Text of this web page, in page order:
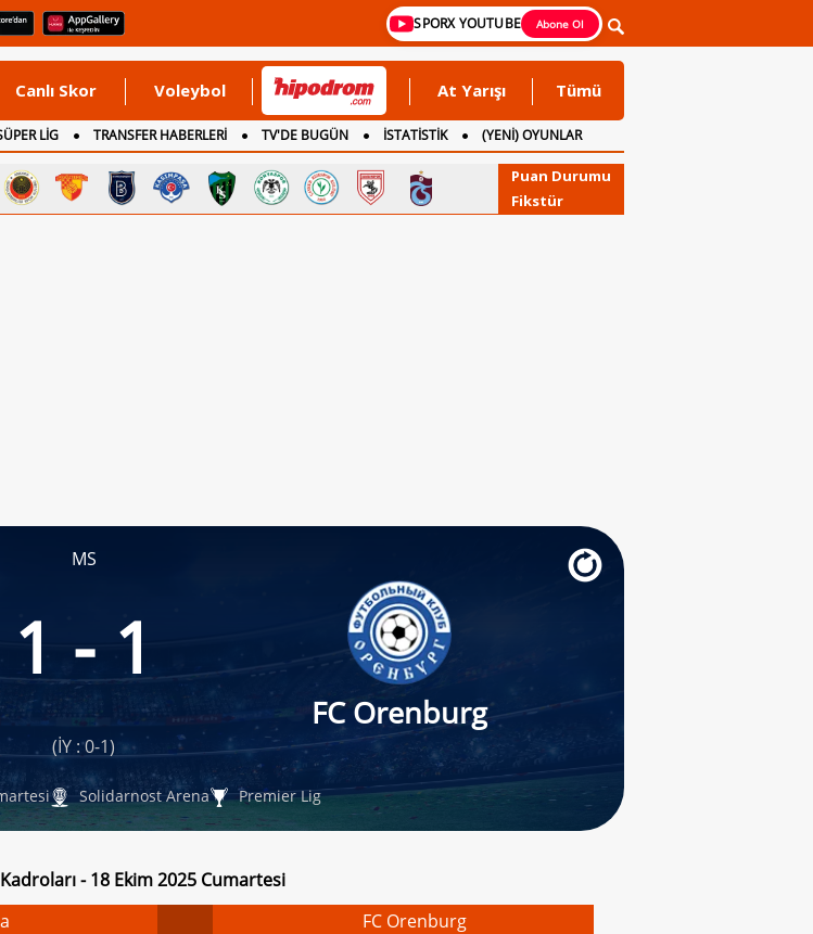
SPORX YOUTUBE Abone Ol
Canlı Skor Voleybol At Yarışı Tümü
LİG TRANSFER HABERLERİ TV'DE BUGÜN İSTATİSTİK
(YENİ) OYUNLAR
Puan Durumu
Fikstür
MS
1 - 1
FC Orenburg
(İY : 0-1)
Solidarnost Arena Premier Lig
- 18 Ekim 2025 Cumartesi
FC Orenburg